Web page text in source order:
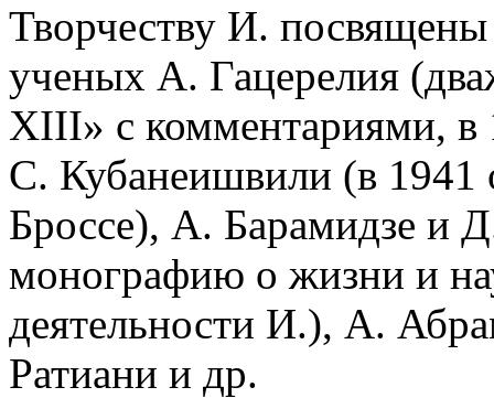
Творчеству И. посвящены
ученых А. Гацерелия
XIII» с комментариями,
С. Кубанеишвили (в
Броссе), А. Барамидзе и
монографию о жизни и
деятельности И.), А.
Ратиани и др.